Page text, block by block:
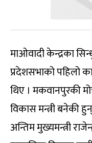
माओवादी केन्द्रका
प्रदेशसभाको पहिलो
थिए । मकवानपुरकी
विकास मन्त्री बनेकी
अन्तिम मुख्यमन्त्री